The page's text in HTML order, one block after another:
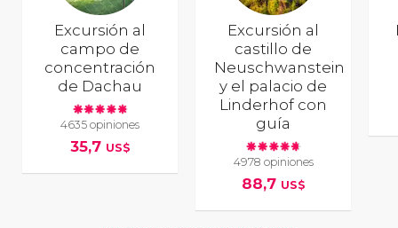
Excursión al
campo de
concentración
de Dachau
4635 opiniones
35,7 US$
Excursión al
castillo de
Neuschwanstein
y el palacio de
Linderhof con
guía
4978 opiniones
88,7 US$